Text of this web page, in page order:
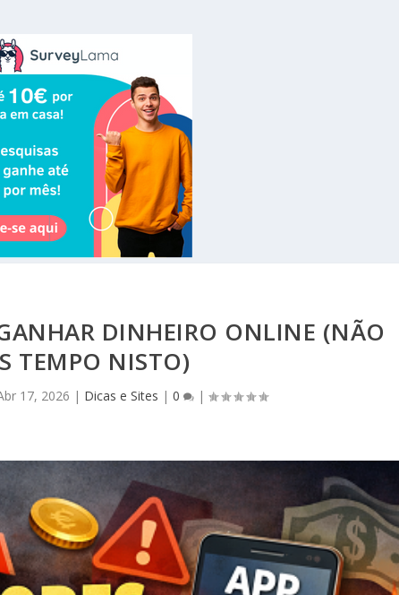
DINHEIRO ONLINE (NÃO
TEMPO NISTO)
17, 2026 | Dicas e Sites | 0 |